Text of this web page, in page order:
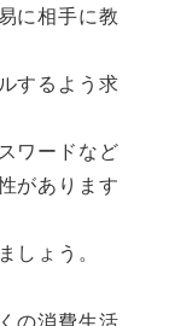
に相手に教
するよう求
ワードなど
があります
ょう。